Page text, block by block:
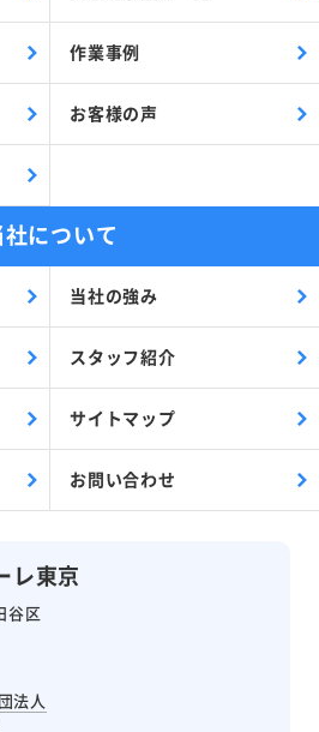
レ東京
谷区
法人
作業事例
お客様の声
社について
当社の強み
スタッフ紹介
サイトマップ
お問い合わせ